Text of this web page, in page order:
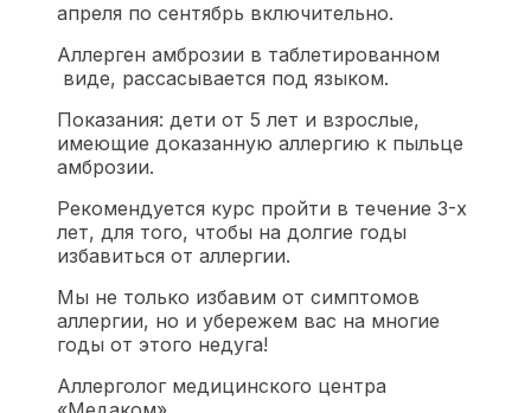
апреля по сентябрь включительно.
Аллерген амброзии в таблетированном
виде, рассасывается под языком.
Показания: дети от 5 лет и взрослые,
имеющие доказанную аллергию к пыльце
амброзии.
Рекомендуется курс пройти в течение 3-х
лет, для того, чтобы на долгие годы
избавиться от аллергии.
Мы не только избавим от симптомов
аллергии, но и убережем вас на многие
годы от этого недуга!
Аллерголог медицинского центра